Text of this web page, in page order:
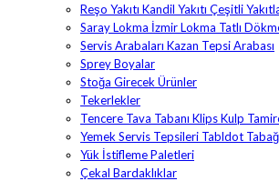
Reşo Yakıtı Kandil Yakıtı Çeşitli
Saray Lokma İzmir Lokma Tatlı
Servis Arabaları Kazan Tepsi Arabası
Sprey Boyalar
Stoğa Girecek Ürünler
Tekerlekler
Tencere Tava Tabanı Klips Kulp
Yemek Servis Tepsileri Tabldot
Yük İstifleme Paletleri
Çekal Bardaklıklar